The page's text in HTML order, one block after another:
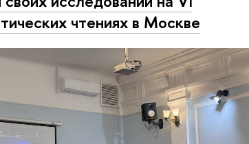
чтениях в Москве